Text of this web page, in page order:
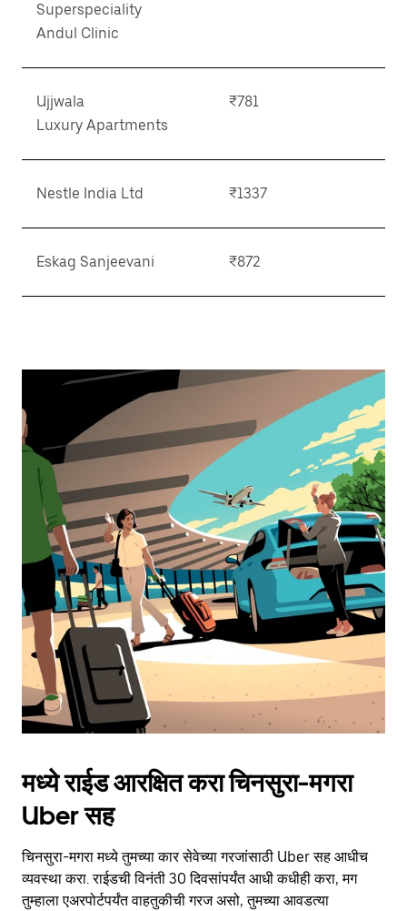
Superspeciality
Andul Clinic
Ujjwala
Luxury Apartments
₹781
Nestle India Ltd ₹1337
Eskag Sanjeevani ₹872
मध्ये राईड आरक्षित करा चिनसुरा-मगरा
Uber सह
चिनसुरा-मगरा मध्ये तुमच्या कार सेवेच्या गरजांसाठी Uber सह आधीच
व्यवस्था करा. राईडची विनंती 30 दिवसांपर्यंत आधी कधीही करा, मग
तुम्हाला एअरपोर्टपर्यंत वाहतुकीची गरज असो, तुमच्या आवडत्या